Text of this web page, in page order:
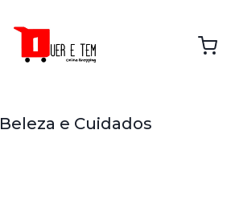
Beleza e Cuidados